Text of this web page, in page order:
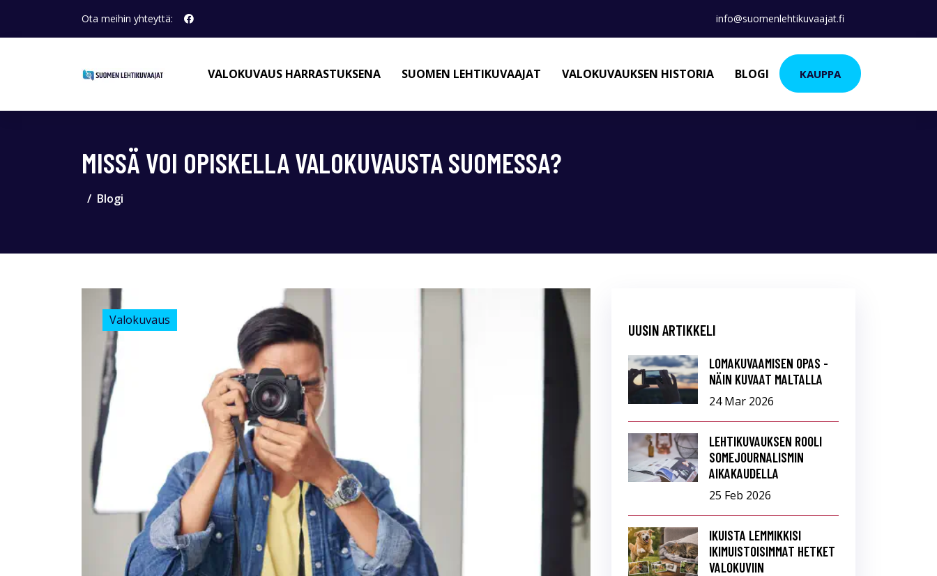
Ota meihin yhteyttä: info@suomenlehtikuvaajat.fi
VALOKUVAUS HARRASTUKSENA SUOMEN LEHTIKUVAAJAT VALOKUVAUKSEN HISTORIA BLOGI KAUPPA
MISSÄ VOI OPISKELLA VALOKUVAUSTA SUOMESSA?
Blogi
Valokuvaus
UUSIN ARTIKKELI
LOMAKUVAAMISEN OPAS -
NÄIN KUVAAT MALTALLA
24 Mar 2026
LEHTIKUVAUKSEN ROOLI
SOMEJOURNALISMIN
AIKAKAUDELLA
25 Feb 2026
IKUISTA LEMMIKKISI
IKIMUISTOISIMMAT HETKET
VALOKUVIIN